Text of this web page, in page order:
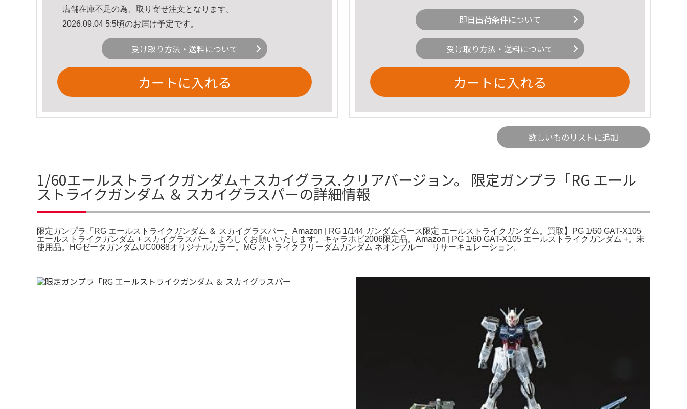
店舗在庫不足の為、取り寄せ注文となります。
2026.09.04 5:5頃のお届け予定です。
受け取り方法・送料について
カートに入れる
即日出荷条件について
受け取り方法・送料について
カートに入れる
欲しいものリストに追加
1/60エールストライクガンダム＋スカイグラス.クリアバージョン。 限定ガンプラ「RG エール
ストライクガンダム ＆ スカイグラスパーの詳細情報
限定ガンプラ「RG エールストライクガンダム ＆ スカイグラスパー。Amazon | RG 1/144 ガンダムベース限定 エールストライクガンダム。買取】PG 1/60 GAT-X105
エールストライクガンダム + スカイグラスパー。よろしくお願いいたします。キャラホビ2006限定品。Amazon | PG 1/60 GAT-X105 エールストライクガンダム +。未
使用品。HGゼータガンダムUC0088オリジナルカラー。MG ストライクフリーダムガンダム ネオンブルー リサーキュレーション。